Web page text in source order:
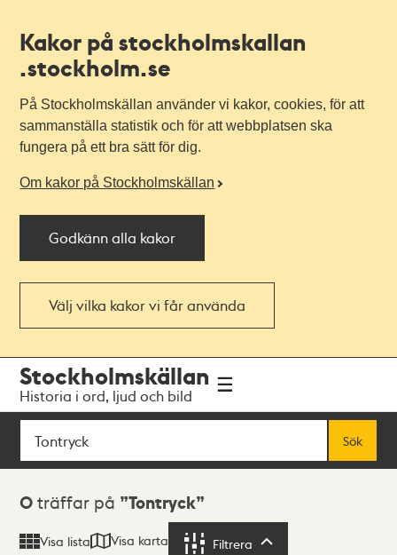
Kakor på stockholmskallan
.stockholm.se
På Stockholmskällan använder vi kakor, cookies, för att
sammanställa statistik och för att webbplatsen ska
fungera på ett bra sätt för dig.
Om kakor på Stockholmskällan
Godkänn alla kakor
Välj vilka kakor vi får använda
navigationen
huvudinnehållet
Stockholmskällan
Historia i ord, ljud och bild
Sök
Sök
Sökresultat
0 träffar på Tontryck
Visa lista Visa karta Filtrera